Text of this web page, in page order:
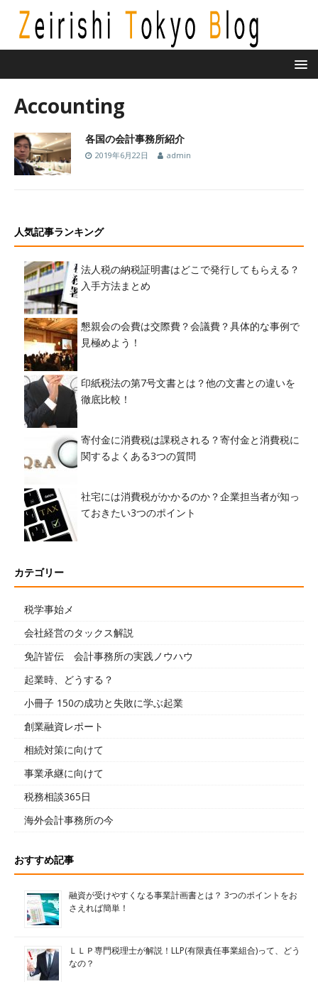
Accounting
各国の会計事務所紹介
2019年6月22日 admin
人気記事ランキング
法人税の納税証明書はどこで発行してもらえる？
入手方法まとめ
懇親会の会費は交際費？会議費？具体的な事例で
見極めよう！
印紙税法の第7号文書とは？他の文書との違いを
徹底比較！
寄付金に消費税は課税される？寄付金と消費税に
関するよくある3つの質問
社宅には消費税がかかるのか？企業担当者が知っ
ておきたい3つのポイント
カテゴリー
税学事始メ
会社経営のタックス解説
免許皆伝 会計事務所の実践ノウハウ
起業時、どうする？
小冊子 150の成功と失敗に学ぶ起業
創業融資レポート
相続対策に向けて
事業承継に向けて
税務相談365日
海外会計事務所の今
おすすめ記事
融資が受けやすくなる事業計画書とは？ 3つのポイントをお
さえれば簡単！
ＬＬＰ専門税理士が解説！LLP(有限責任事業組合)って、どう
なの？